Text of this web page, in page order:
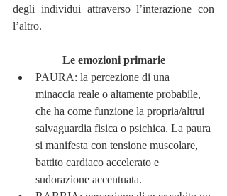
degli individui attraverso l’interazione con
l’altro.
Le emozioni primarie
PAURA: la percezione di una
minaccia reale o altamente probabile,
che ha come funzione la propria/altrui
salvaguardia fisica o psichica. La paura
si manifesta con tensione muscolare,
battito cardiaco accelerato e
sudorazione accentuata.